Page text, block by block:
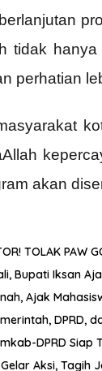
tidak
perhatian
akan
TOLAK PAW
Bupati Iksan
Ajak
DPRD,
DPRD Siap
Aksi, Tagih